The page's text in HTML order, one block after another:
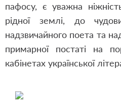
пафосу, є уважна
рідної землі, до
надзвичайного поета та
примарної постаті на
кабінетах української